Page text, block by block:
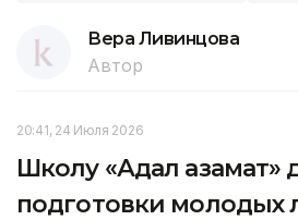
Вера Ливинцова
Автор
20:41, 24 Июля 2026
Школу «Адал азамат»
подготовки молодых